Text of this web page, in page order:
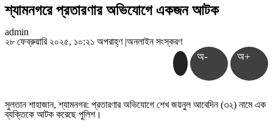
শ্যামনগরে প্রতারণার অভিযোগে একজন আটক
admin
২৮ ফেব্রুয়ারি ২০২৫, ১০:২১ অপরাহ্ণ |অনলাইন সংস্করণ
অ- অ+
সুলতান শাহাজান, শ্যামনগর: প্রতারণার অভিযোগে শেখ জয়নুল আবেদিন (৩২) নামে এক
ব্যক্তিকে আটক করেছে পুলিশ।